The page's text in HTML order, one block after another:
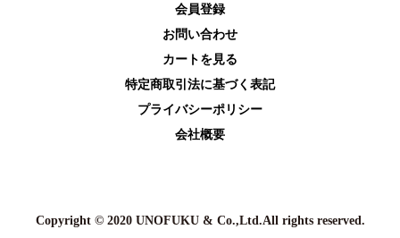
会員登録
お問い合わせ
カートを⾒る
特定商取引法に基づく表記
プライバシーポリシー
会社概要
Copyright © 2020 UNOFUKU & Co.,Ltd.All rights reserved.